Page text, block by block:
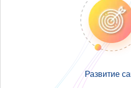
Развитие